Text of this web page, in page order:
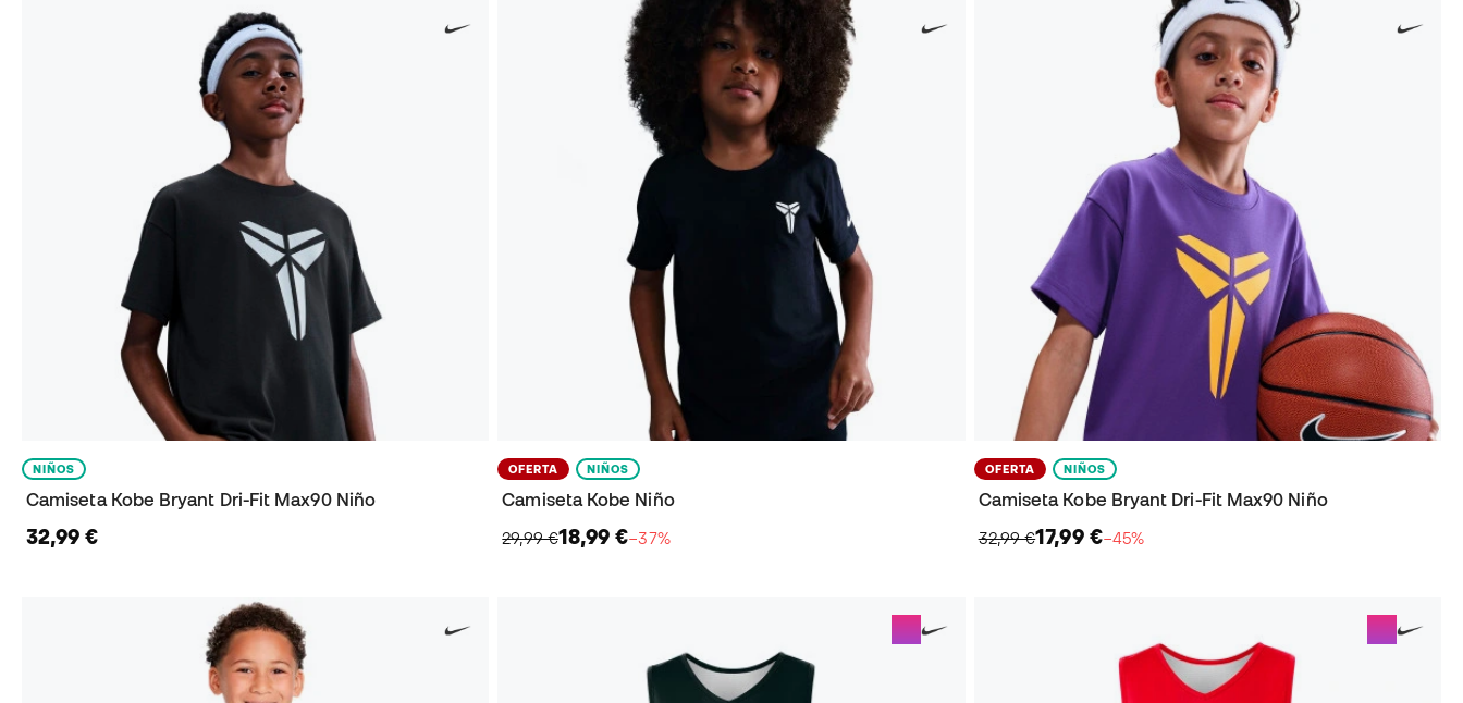
NIÑOS
Camiseta Kobe Bryant Dri-Fit Max90 Niño
32,99 €
OFERTA NIÑOS
Camiseta Kobe Niño
29,99 €18,99 €−37%
OFERTA NIÑOS
Camiseta Kobe Bryant Dri-Fit Max90 Niño
32,99 €17,99 €−45%